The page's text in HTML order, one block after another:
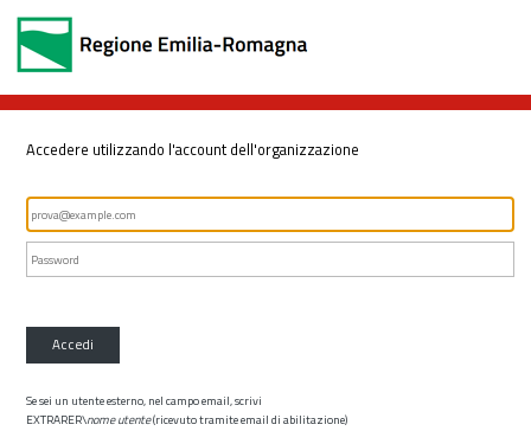
Accedere utilizzando l'account dell'organizzazione
Accedi
Se sei un utente esterno, nel campo email, scrivi
EXTRARER\nome utente(ricevuto tramite email di abilitazione)